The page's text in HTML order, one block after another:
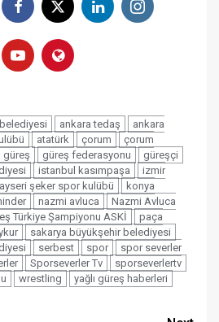
ankara tedaş
ankara
atatürk çorum
çorum
güreş güreş federasyonu
güreşçi
istanbul kasımpaşa
izmir
şeker spor kulübü
konya
nazmi avluca
Nazmi Avluca
Türkiye Şampiyonu ASKİ
paça
sakarya büyükşehir belediyesi
serbest spor
spor severler
Sporseverler Tv
sporseverlertv
wrestling
yağlı güreş haberleri